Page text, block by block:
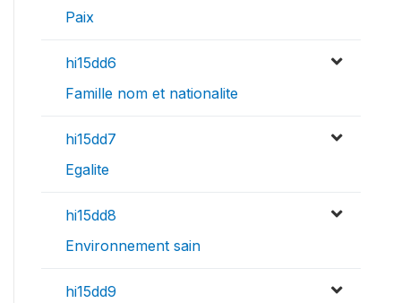
Paix
hi15dd6
Famille nom et nationalite
hi15dd7
Egalite
hi15dd8
Environnement sain
hi15dd9